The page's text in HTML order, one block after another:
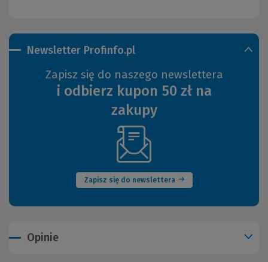
Newsletter Profinfo.pl
Zapisz się do naszego newslettera
i odbierz kupon 50 zł na
zakupy
Zapisz się do newslettera
(Nowe
okno)
Opinie